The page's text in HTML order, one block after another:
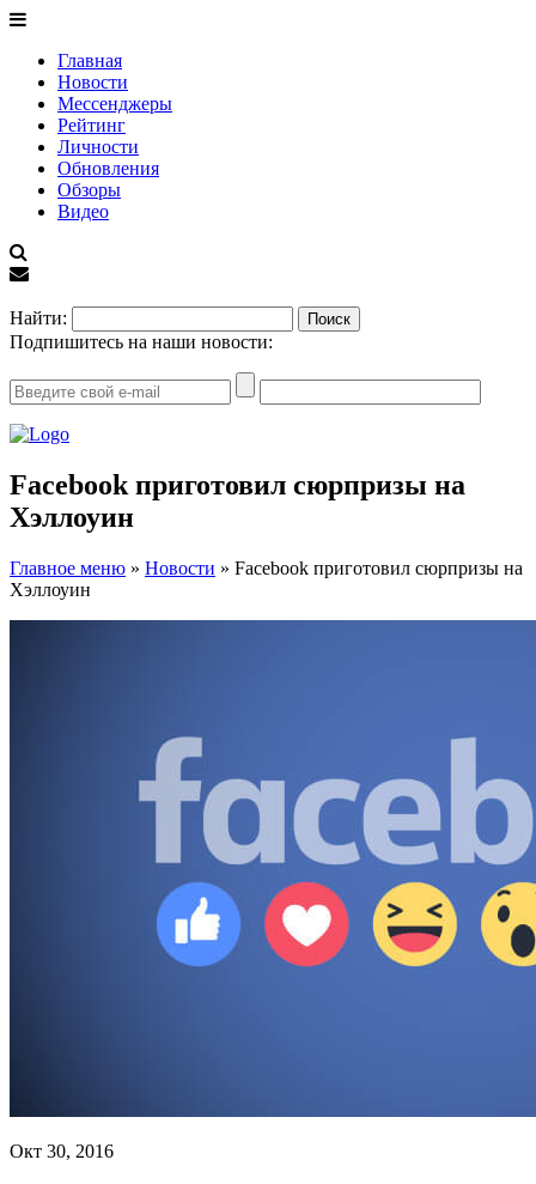
Главная
Новости
Мессенджеры
Рейтинг
Личности
Обновления
Обзоры
Видео
Найти:
Подпишитесь на наши новости:
Facebook приготовил сюрпризы на
Хэллоуин
Главное меню » Новости » Facebook приготовил сюрпризы на
Хэллоуин
Окт 30, 2016